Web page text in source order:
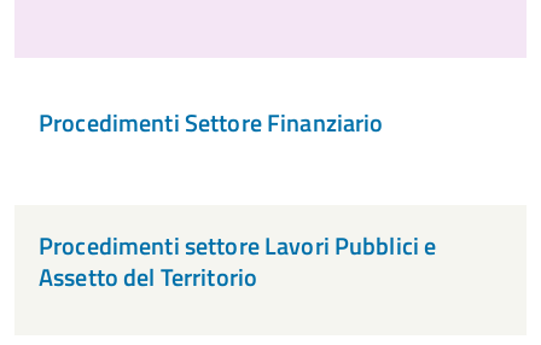
Procedimenti Settore Finanziario
Procedimenti settore Lavori Pubblici e
Assetto del Territorio